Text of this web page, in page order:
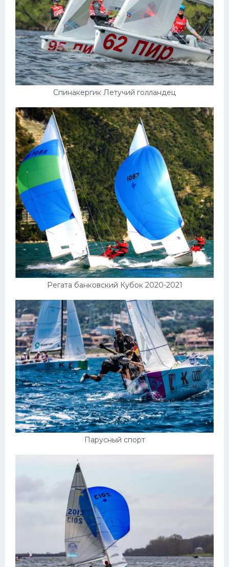
Спинакергик Летучий голландец
Регата банковский Кубок 2020-2021
Парусный спорт